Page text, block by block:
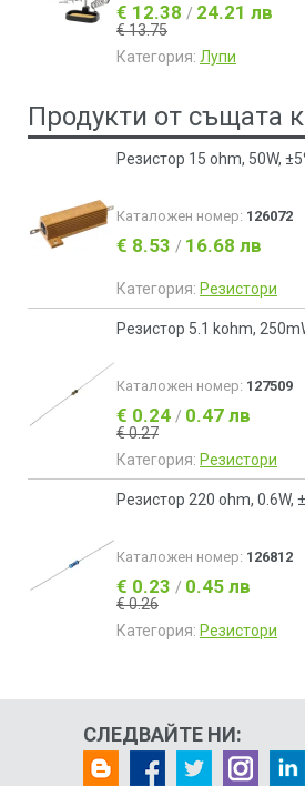
€ 12.38 / 24.21 лв
€ 13.75
Категория: Лупи
Продукти от същата
Резистор 15 ohm, 50W,
Каталожен номер: 126072
€ 8.53 / 16.68 лв
Категория: Резистори
Резистор 5.1 kohm,
Каталожен номер: 127509
€ 0.24 / 0.47 лв
€ 0.27
Категория: Резистори
Резистор 220 ohm, 0.6W,
Каталожен номер: 126812
€ 0.23 / 0.45 лв
€ 0.26
Категория: Резистори
СЛЕДВАЙТЕ НИ: